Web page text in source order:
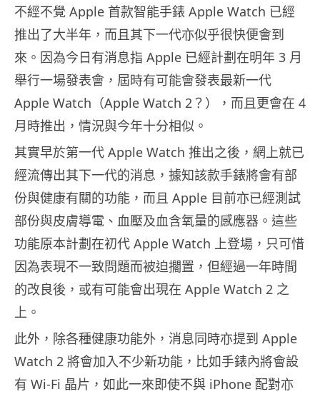
不經不覺 Apple 首款智能手錶 Apple Watch 已經
推出了大半年，而且其下一代亦似乎很快便會到
來。因為今日有消息指 Apple 已經計劃在明年 3 月
舉行一場發表會，屆時有可能會發表最新一代
Apple Watch（Apple Watch 2？），而且更會在 4
月時推出，情況與今年十分相似。
其實早於第一代 Apple Watch 推出之後，網上就已
經流傳出其下一代的消息，據知該款手錶將會有部
份與健康有關的功能，而且 Apple 目前亦已經測試
部份與皮膚導電、血壓及血含氧量的感應器。這些
功能原本計劃在初代 Apple Watch 上登場，只可惜
因為表現不一致問題而被迫擱置，但經過一年時間
的改良後，或有可能會出現在 Apple Watch 2 之
上。
此外，除各種健康功能外，消息同時亦提到 Apple
Watch 2 將會加入不少新功能，比如手錶內將會設
有 Wi-Fi 晶片，如此一來即使不與 iPhone 配對亦